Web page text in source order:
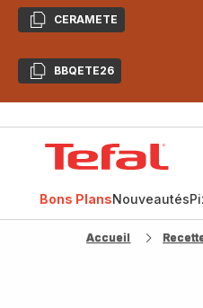
CopierCERAMETE
CopierBBQETE26
Bons PlansNouveautés
Accueil